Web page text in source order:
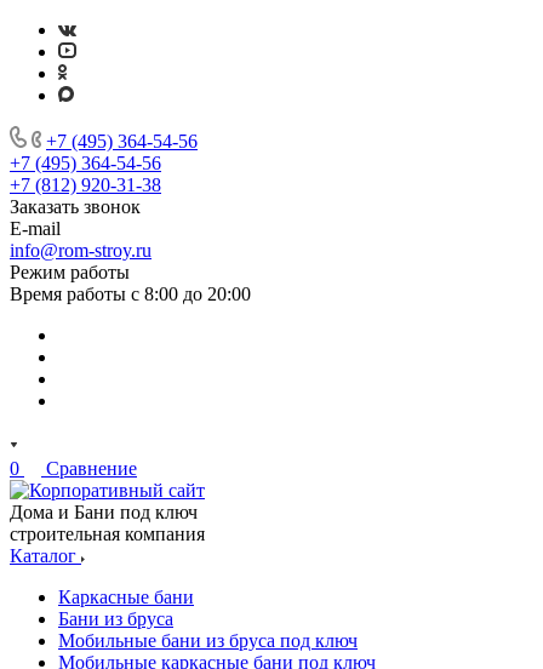
+7 (495) 364-54-56
+7 (495) 364-54-56
+7 (812) 920-31-38
Заказать звонок
E-mail
info@rom-stroy.ru
Режим работы
Время работы с 8:00 до 20:00
0 Сравнение
Дома и Бани под ключ
строительная компания
Каталог
Каркасные бани
Бани из бруса
Мобильные бани из бруса под ключ
Мобильные каркасные бани под ключ